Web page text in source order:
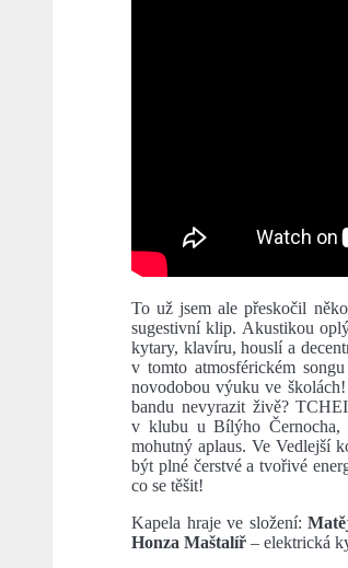
To už jsem ale přeskočil
sugestivní klip. Akustikou
kytary, klavíru, houslí a
v tomto atmosférickém
novodobou výuku ve
bandu nevyrazit živě?
v klubu u Bílýho Černocha,
mohutný aplaus. Ve Vedlejší
být plné čerstvé a tvořivé
co se těšit!
Kapela hraje ve složení:
Honza Maštalíř – elektrická